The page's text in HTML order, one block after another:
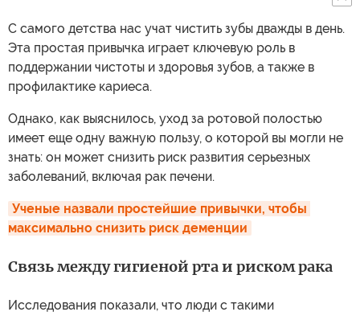
С самого детства нас учат чистить зубы дважды в день.
Эта простая привычка играет ключевую роль в
поддержании чистоты и здоровья зубов, а также в
профилактике кариеса.
Однако, как выяснилось, уход за ротовой полостью
имеет еще одну важную пользу, о которой вы могли не
знать: он может снизить риск развития серьезных
заболеваний, включая рак печени.
Ученые назвали простейшие привычки, чтобы
максимально снизить риск деменции
Связь между гигиеной рта и риском рака
Исследования показали, что люди с такими